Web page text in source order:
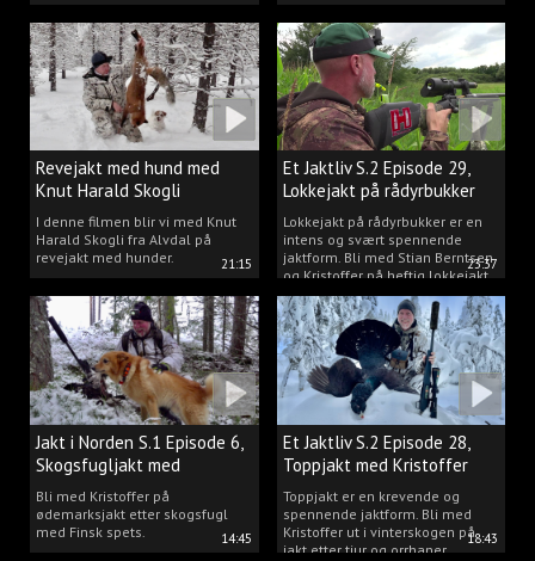
21:15
Revejakt med hund med
Knut Harald Skogli
I denne filmen blir vi med Knut
Harald Skogli fra Alvdal på
revejakt med hunder.
23:37
Et Jaktliv S.2 Episode 29,
Lokkejakt på rådyrbukker
med Stian og Kristoffer
Lokkejakt på rådyrbukker er en
intens og svært spennende
jaktform. Bli med Stian Berntsen
og Kristoffer på heftig lokkejakt.
14:45
Jakt i Norden S.1 Episode 6,
Skogsfugljakt med
spetshund.
Bli med Kristoffer på
ødemarksjakt etter skogsfugl
med Finsk spets.
18:43
Et Jaktliv S.2 Episode 28,
Toppjakt med Kristoffer
Clausen
Toppjakt er en krevende og
spennende jaktform. Bli med
Kristoffer ut i vinterskogen på
jakt etter tiur og orrhaner.